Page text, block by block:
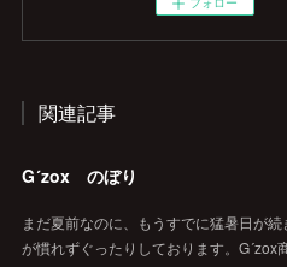
関連記事
G´zox のぼり
まだ夏前なのに、もうすでに猛暑日が
が慣れずぐったりしております。G´zox